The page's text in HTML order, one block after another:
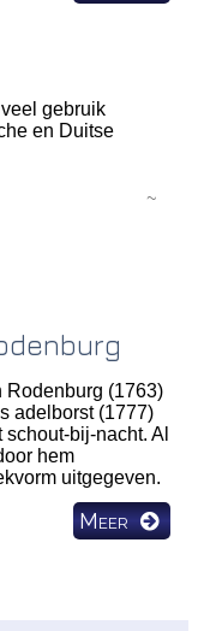
gebruik
en Duitse
~
Rodenburg (1763)
adelborst (1777)
bij-nacht. Al
hem
uitgegeven.
Meer